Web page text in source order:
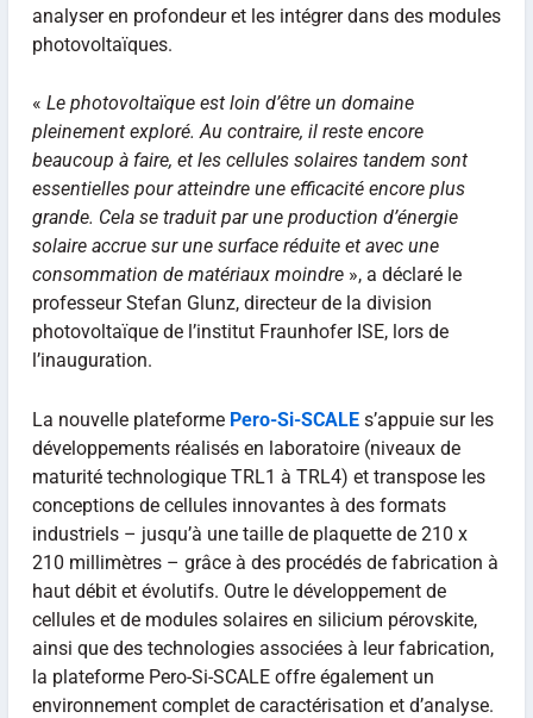
analyser en profondeur et les intégrer dans des modules
photovoltaïques.
« Le photovoltaïque est loin d’être un domaine
pleinement exploré. Au contraire, il reste encore
beaucoup à faire, et les cellules solaires tandem sont
essentielles pour atteindre une efficacité encore plus
grande. Cela se traduit par une production d’énergie
solaire accrue sur une surface réduite et avec une
consommation de matériaux moindre », a déclaré le
professeur Stefan Glunz, directeur de la division
photovoltaïque de l’institut Fraunhofer ISE, lors de
l’inauguration.
La nouvelle plateforme Pero-Si-SCALE s’appuie sur les
développements réalisés en laboratoire (niveaux de
maturité technologique TRL1 à TRL4) et transpose les
conceptions de cellules innovantes à des formats
industriels – jusqu’à une taille de plaquette de 210 x
210 millimètres – grâce à des procédés de fabrication à
haut débit et évolutifs. Outre le développement de
cellules et de modules solaires en silicium pérovskite,
ainsi que des technologies associées à leur fabrication,
la plateforme Pero-Si-SCALE offre également un
environnement complet de caractérisation et d’analyse.